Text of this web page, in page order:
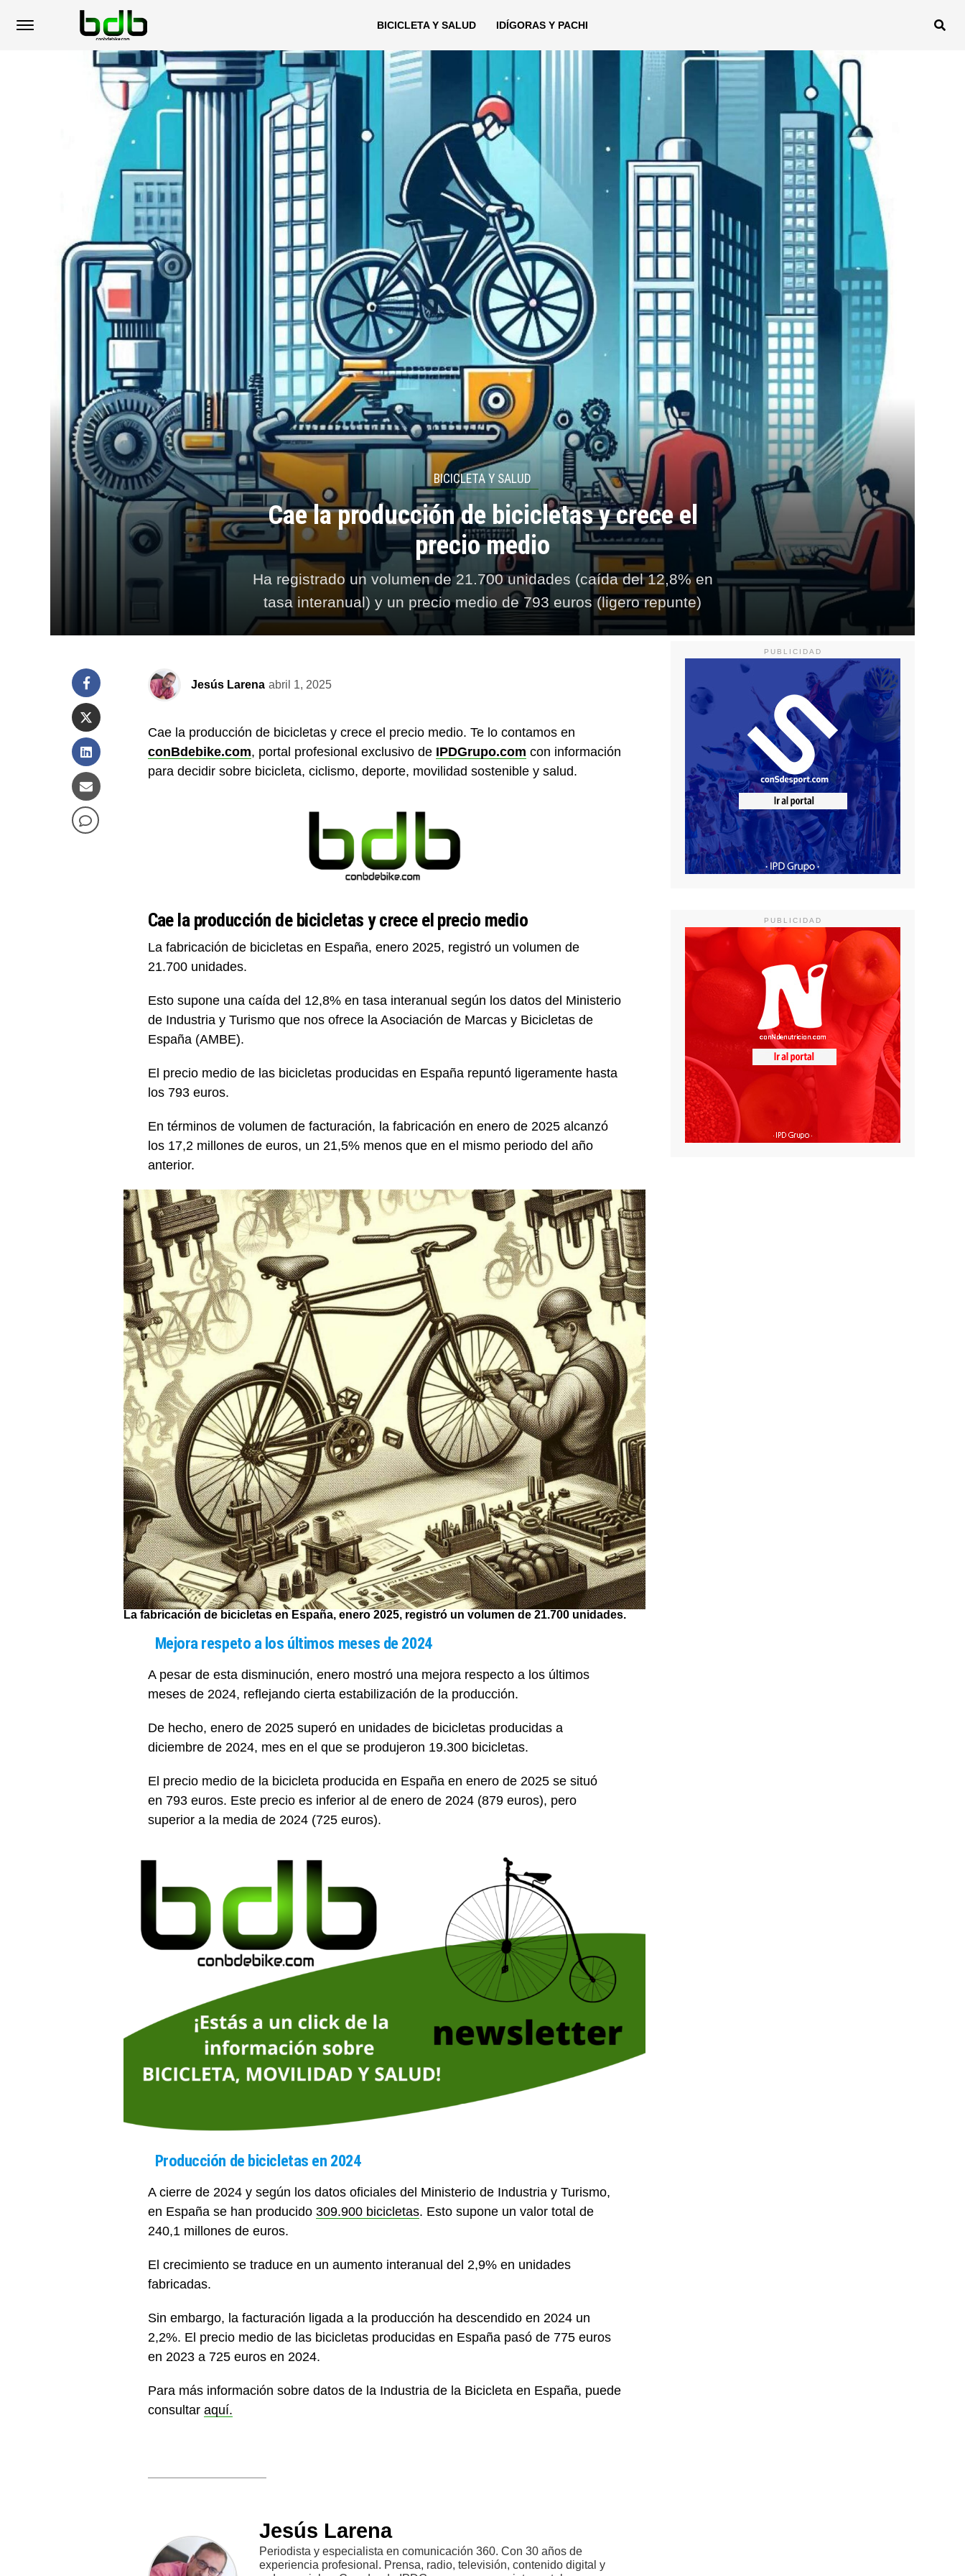
BICICLETA Y SALUD IDÍGORAS Y PACHI
BICICLETA Y SALUD
Cae la producción de bicicletas y crece el
precio medio
Ha registrado un volumen de 21.700 unidades (caída del 12,8% en
tasa interanual) y un precio medio de 793 euros (ligero repunte)
Jesús Larena abril 1, 2025
Cae la producción de bicicletas y crece el precio medio. Te lo contamos en
conBdebike.com, portal profesional exclusivo de IPDGrupo.com con información
para decidir sobre bicicleta, ciclismo, deporte, movilidad sostenible y salud.
Cae la producción de bicicletas y crece el precio medio
La fabricación de bicicletas en España, enero 2025, registró un volumen de
21.700 unidades.
Esto supone una caída del 12,8% en tasa interanual según los datos del Ministerio
de Industria y Turismo que nos ofrece la Asociación de Marcas y Bicicletas de
España (AMBE).
El precio medio de las bicicletas producidas en España repuntó ligeramente hasta
los 793 euros.
En términos de volumen de facturación, la fabricación en enero de 2025 alcanzó
los 17,2 millones de euros, un 21,5% menos que en el mismo periodo del año
anterior.
La fabricación de bicicletas en España, enero 2025, registró un volumen de 21.700 unidades.
Mejora respeto a los últimos meses de 2024
A pesar de esta disminución, enero mostró una mejora respecto a los últimos
meses de 2024, reflejando cierta estabilización de la producción.
De hecho, enero de 2025 superó en unidades de bicicletas producidas a
diciembre de 2024, mes en el que se produjeron 19.300 bicicletas.
El precio medio de la bicicleta producida en España en enero de 2025 se situó
en 793 euros. Este precio es inferior al de enero de 2024 (879 euros), pero
superior a la media de 2024 (725 euros).
Producción de bicicletas en 2024
A cierre de 2024 y según los datos oficiales del Ministerio de Industria y Turismo,
en España se han producido 309.900 bicicletas. Esto supone un valor total de
240,1 millones de euros.
El crecimiento se traduce en un aumento interanual del 2,9% en unidades
fabricadas.
Sin embargo, la facturación ligada a la producción ha descendido en 2024 un
2,2%. El precio medio de las bicicletas producidas en España pasó de 775 euros
en 2023 a 725 euros en 2024.
Para más información sobre datos de la Industria de la Bicicleta en España, puede
consultar aquí.
Jesús Larena
Periodista y especialista en comunicación 360. Con 30 años de
experiencia profesional. Prensa, radio, televisión, contenido digital y
PUBLICIDAD
PUBLICIDAD